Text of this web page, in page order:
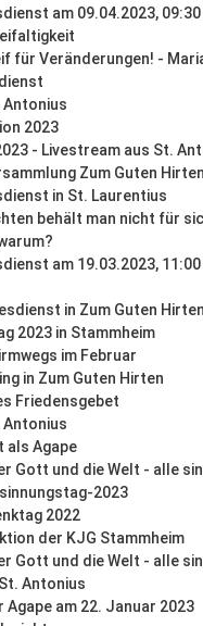
am 09.04.2023, 09:30
für Veränderungen! -
Antonius
2023
- Livestream aus St.
Zum Guten Hirten
in St. Laurentius
behält man nicht für
am 19.03.2023, 11:00
in Zum Guten Hirten
2023 in Stammheim
im Februar
in Zum Guten Hirten
Friedensgebet
Antonius
als Agape
Gott und die Welt - alle
2023
2022
der KJG Stammheim
Gott und die Welt - alle
Antonius
Agape am 22. Januar 2023